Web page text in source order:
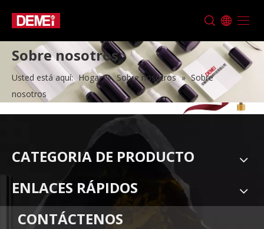
Sobre nosotros
Usted está aquí: Hogar » Sobre nosotros » Sobre
nosotros
CATEGORIA DE PRODUCTO
ENLACES RÁPIDOS
CONTÁCTENOS